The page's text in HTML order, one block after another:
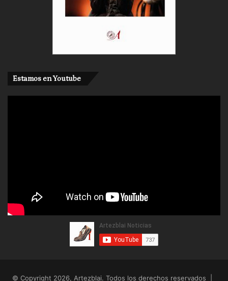
Estamos en Youtube
© Copyright 2026, Artezblai. Todos los derechos reservados |